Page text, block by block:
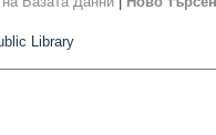
Library